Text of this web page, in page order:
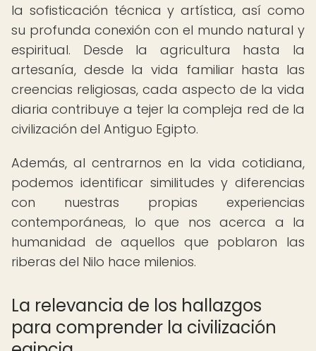
la sofisticación técnica y artística, así como
su profunda conexión con el mundo natural y
espiritual. Desde la agricultura hasta la
artesanía, desde la vida familiar hasta las
creencias religiosas, cada aspecto de la vida
diaria contribuye a tejer la compleja red de la
civilización del Antiguo Egipto.
Además, al centrarnos en la vida cotidiana,
podemos identificar similitudes y diferencias
con nuestras propias experiencias
contemporáneas, lo que nos acerca a la
humanidad de aquellos que poblaron las
riberas del Nilo hace milenios.
La relevancia de los hallazgos
para comprender la civilización